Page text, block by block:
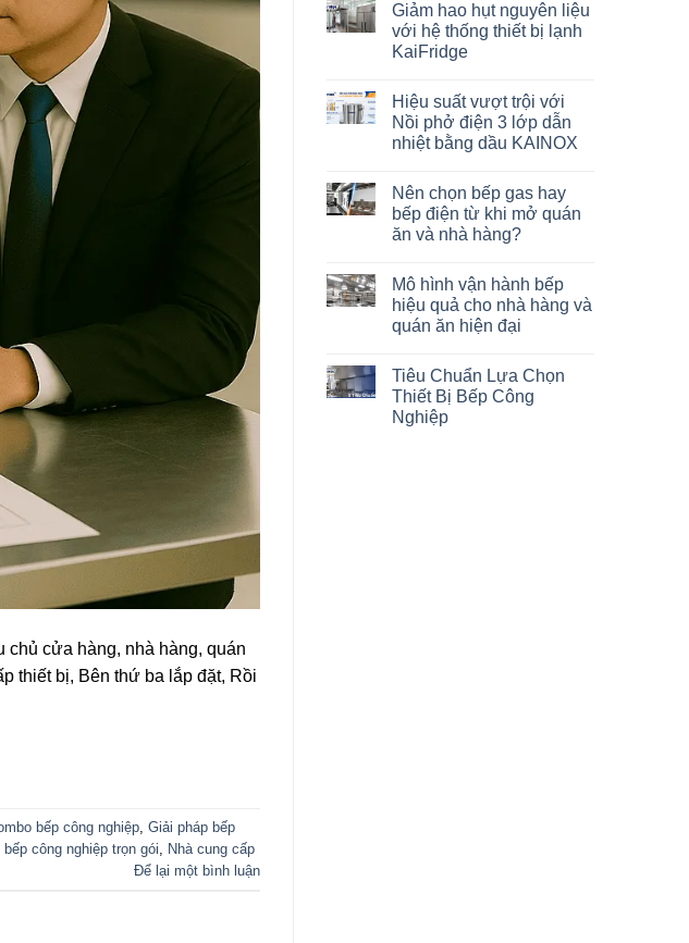
chủ cửa hàng, nhà hàng, quán
thiết bị, Bên thứ ba lắp đặt, Rồi
bếp công nghiệp Giải pháp bếp
bếp công nghiệp trọn gói
Nhà cung cấp
Để lại một bình luận
Giảm hao hụt nguyên liệu
với hệ thống thiết bị lạnh
KaiFridge
Hiệu suất vượt trội với
Nồi phở điện 3 lớp dẫn
nhiệt bằng dầu KAINOX
Nên chọn bếp gas hay
bếp điện từ khi mở quán
ăn và nhà hàng?
Mô hình vận hành bếp
hiệu quả cho nhà hàng và
quán ăn hiện đại
Tiêu Chuẩn Lựa Chọn
Thiết Bị Bếp Công
Nghiệp